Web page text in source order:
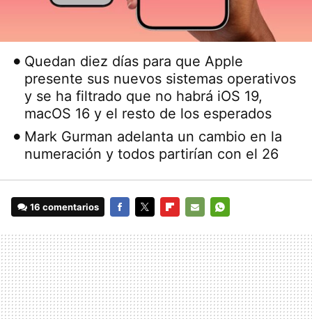
Quedan diez días para que Apple
presente sus nuevos sistemas operativos
y se ha filtrado que no habrá iOS 19,
macOS 16 y el resto de los esperados
Mark Gurman adelanta un cambio en la
numeración y todos partirían con el 26
16 comentarios
MAIL